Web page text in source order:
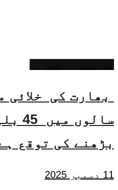
بڑھنے کی توقع
11 دسمبر 2025